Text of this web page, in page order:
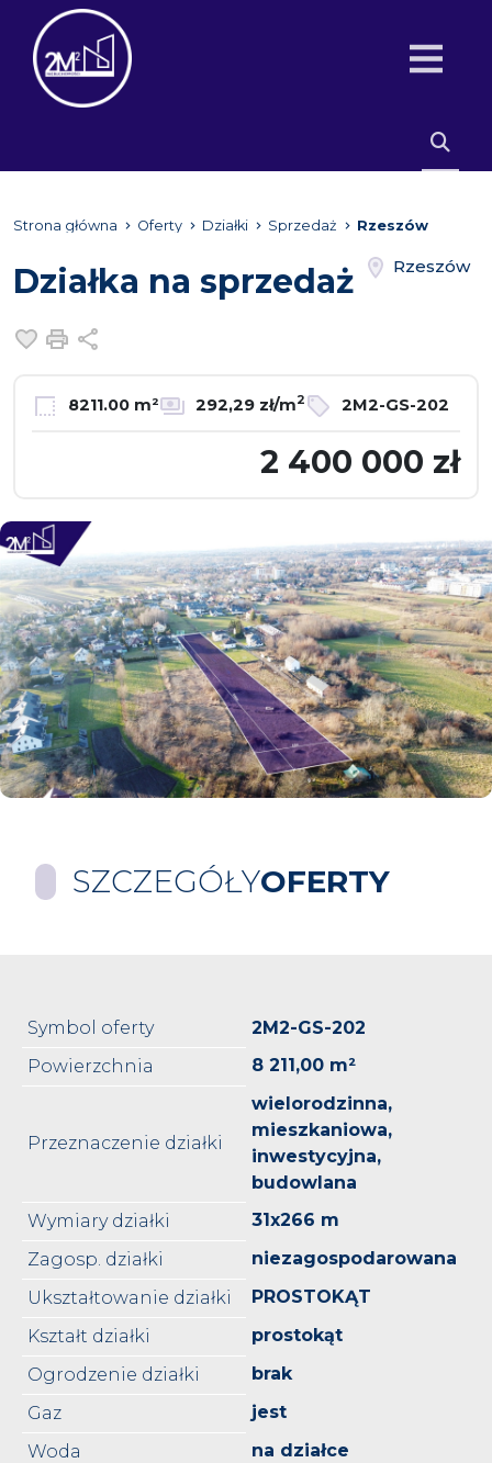
Strona główna Oferty Działki Sprzedaż Rzeszów
Działka na sprzedaż Rzeszów
Dodaj do ulubionych
Drukuj
8211.00 m² 292,29 zł/m2 2M2-GS-202
2 400 000 zł
SZCZEGÓŁYOFERTY
Symbol oferty
2M2-GS-202
Powierzchnia
8 211,00 m²
Przeznaczenie działki
wielorodzinna,
mieszkaniowa,
inwestycyjna,
budowlana
Wymiary działki
31x266 m
Zagosp. działki
niezagospodarowana
Ukształtowanie działki
PROSTOKĄT
Kształt działki
prostokąt
Ogrodzenie działki
brak
Gaz
jest
Woda
na działce